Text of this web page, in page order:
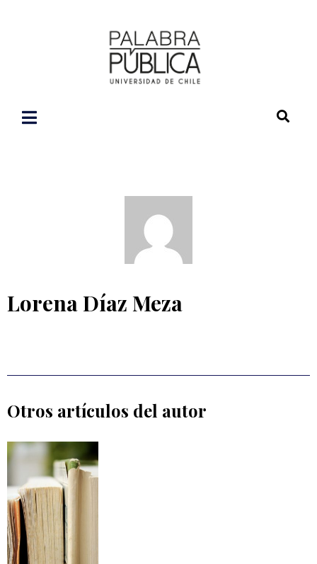
Lorena Díaz Meza
Otros artículos del autor